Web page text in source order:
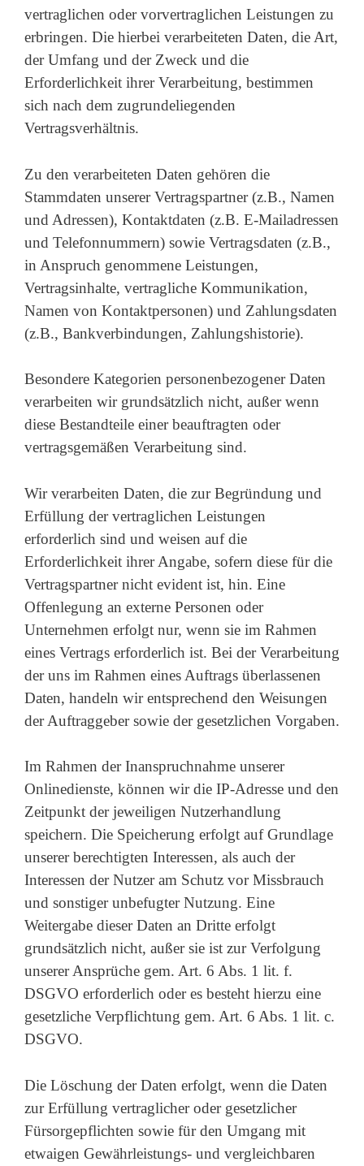
vertraglichen oder vorvertraglichen Leistungen zu
erbringen. Die hierbei verarbeiteten Daten, die Art,
der Umfang und der Zweck und die
Erforderlichkeit ihrer Verarbeitung, bestimmen
sich nach dem zugrundeliegenden
Vertragsverhältnis.
Zu den verarbeiteten Daten gehören die
Stammdaten unserer Vertragspartner (z.B., Namen
und Adressen), Kontaktdaten (z.B. E-Mailadressen
und Telefonnummern) sowie Vertragsdaten (z.B.,
in Anspruch genommene Leistungen,
Vertragsinhalte, vertragliche Kommunikation,
Namen von Kontaktpersonen) und Zahlungsdaten
(z.B., Bankverbindungen, Zahlungshistorie).
Besondere Kategorien personenbezogener Daten
verarbeiten wir grundsätzlich nicht, außer wenn
diese Bestandteile einer beauftragten oder
vertragsgemäßen Verarbeitung sind.
Wir verarbeiten Daten, die zur Begründung und
Erfüllung der vertraglichen Leistungen
erforderlich sind und weisen auf die
Erforderlichkeit ihrer Angabe, sofern diese für die
Vertragspartner nicht evident ist, hin. Eine
Offenlegung an externe Personen oder
Unternehmen erfolgt nur, wenn sie im Rahmen
eines Vertrags erforderlich ist. Bei der Verarbeitung
der uns im Rahmen eines Auftrags überlassenen
Daten, handeln wir entsprechend den Weisungen
der Auftraggeber sowie der gesetzlichen Vorgaben.
Im Rahmen der Inanspruchnahme unserer
Onlinedienste, können wir die IP-Adresse und den
Zeitpunkt der jeweiligen Nutzerhandlung
speichern. Die Speicherung erfolgt auf Grundlage
unserer berechtigten Interessen, als auch der
Interessen der Nutzer am Schutz vor Missbrauch
und sonstiger unbefugter Nutzung. Eine
Weitergabe dieser Daten an Dritte erfolgt
grundsätzlich nicht, außer sie ist zur Verfolgung
unserer Ansprüche gem. Art. 6 Abs. 1 lit. f.
DSGVO erforderlich oder es besteht hierzu eine
gesetzliche Verpflichtung gem. Art. 6 Abs. 1 lit. c.
DSGVO.
Die Löschung der Daten erfolgt, wenn die Daten
zur Erfüllung vertraglicher oder gesetzlicher
Fürsorgepflichten sowie für den Umgang mit
etwaigen Gewährleistungs- und vergleichbaren